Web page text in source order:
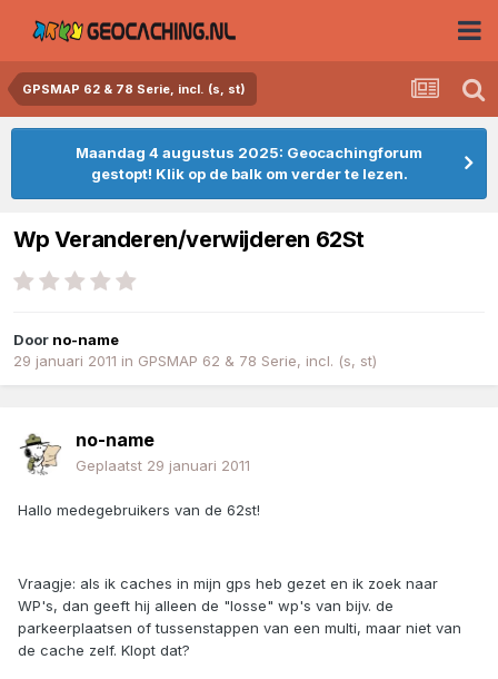
GPSMAP 62 & 78 Serie, incl. (s, st)
Maandag 4 augustus 2025: Geocachingforum
gestopt! Klik op de balk om verder te lezen.
Wp Veranderen/verwijderen 62St
Door no-name
29 januari 2011 in GPSMAP 62 & 78 Serie, incl. (s, st)
no-name
Geplaatst 29 januari 2011
Hallo medegebruikers van de 62st!
Vraagje: als ik caches in mijn gps heb gezet en ik zoek naar
WP's, dan geeft hij alleen de "losse" wp's van bijv. de
parkeerplaatsen of tussenstappen van een multi, maar niet van
de cache zelf. Klopt dat?